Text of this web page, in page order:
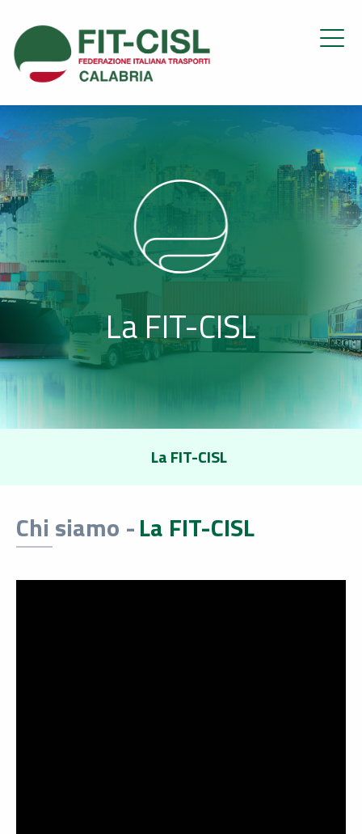
La FIT-CISL
La FIT-CISL
Chi siamo -La FIT-CISL